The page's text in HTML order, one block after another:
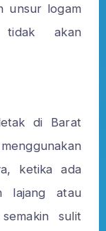
unsur logam
tidak akan
di Barat
ketika ada
lajang atau
sulit